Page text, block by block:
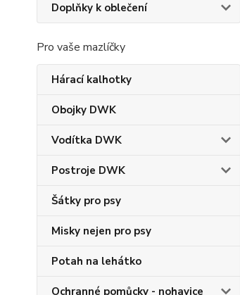
Doplňky k oblečení
Pro vaše mazlíčky
Hárací kalhotky
Obojky DWK
Vodítka DWK
Postroje DWK
Šátky pro psy
Misky nejen pro psy
Potah na lehátko
Ochranné pomůcky - nohavice